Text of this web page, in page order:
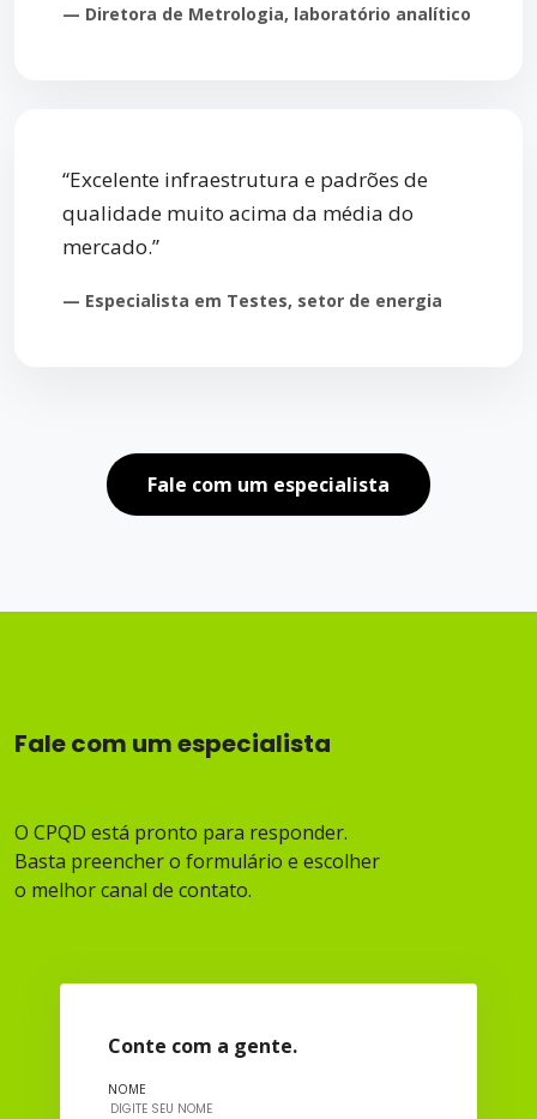
— Diretora de Metrologia, laboratório analítico
“Excelente infraestrutura e padrões de
qualidade muito acima da média do
mercado.”
— Especialista em Testes, setor de energia
Fale com um especialista
Fale com um especialista
O CPQD está pronto para responder.
Basta preencher o formulário e escolher
o melhor canal de contato.
Conte com a gente.
NOME